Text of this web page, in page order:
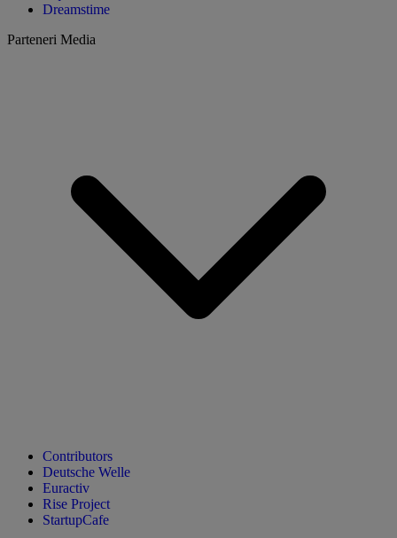
Dreamstime
Parteneri Media
Contributors
Deutsche Welle
Euractiv
Rise Project
StartupCafe